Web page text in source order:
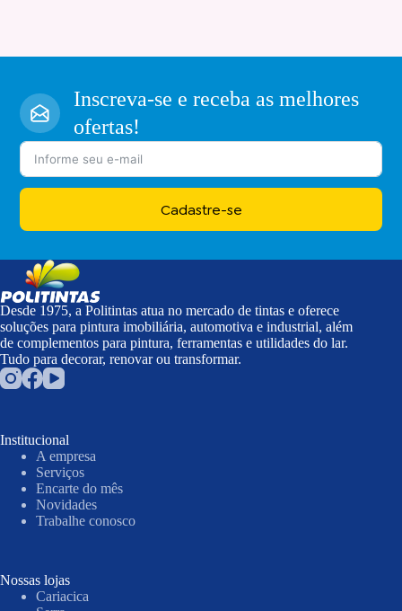
Inscreva-se e receba as melhores
ofertas!
Cadastre-se
Desde 1975, a Politintas atua no mercado de tintas e oferece
soluções para pintura imobiliária, automotiva e industrial, além
de complementos para pintura, ferramentas e utilidades do lar.
Tudo para decorar, renovar ou transformar.
Institucional
A empresa
Serviços
Encarte do mês
Novidades
Trabalhe conosco
Nossas lojas
Cariacica